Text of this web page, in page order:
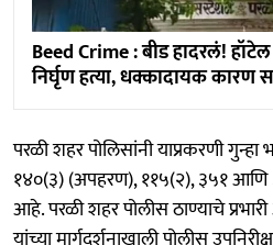
Beed Crime : बीड हादरलं!
निर्घृण हत्या, धक्कादायक कारण
परळी शहर पोलिसांनी याप्रकरणी
१४०(३) (अपहरण), ११५(२), ३५१
आहे. परळी शहर पोलीस ठाण्याचे